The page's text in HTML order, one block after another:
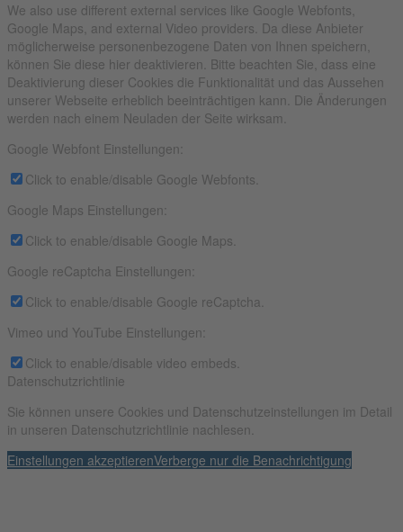
We also use different external services like Google Webfonts,
Google Maps, and external Video providers. Da diese Anbieter
möglicherweise personenbezogene Daten von Ihnen speichern,
können Sie diese hier deaktivieren. Bitte beachten Sie, dass eine
Deaktivierung dieser Cookies die Funktionalität und das Aussehen
unserer Webseite erheblich beeinträchtigen kann. Die Änderungen
werden nach einem Neuladen der Seite wirksam.
Google Webfont Einstellungen:
Click to enable/disable Google Webfonts.
Google Maps Einstellungen:
Click to enable/disable Google Maps.
Google reCaptcha Einstellungen:
Click to enable/disable Google reCaptcha.
Vimeo und YouTube Einstellungen:
Click to enable/disable video embeds.
Datenschutzrichtlinie
Sie können unsere Cookies und Datenschutzeinstellungen im Detail
in unseren Datenschutzrichtlinie nachlesen.
Einstellungen akzeptierenVerberge nur die Benachrichtigung